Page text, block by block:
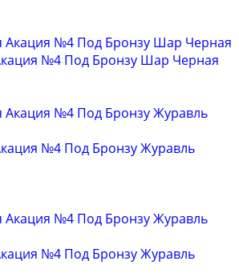
№4 Под Бронзу Шар Черная
№4 Под Бронзу Журавль
№4 Под Бронзу Журавль